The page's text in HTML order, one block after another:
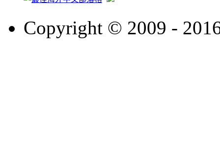
Copyright © 2009 -